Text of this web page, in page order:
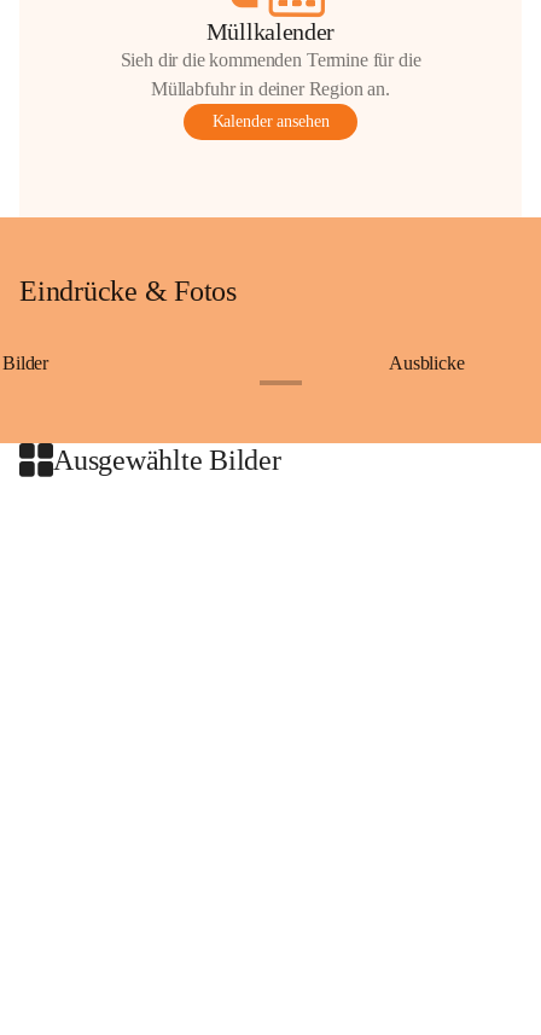
Müllkalender
Sieh dir die kommenden Termine für die
Müllabfuhr in deiner Region an.
Kalender ansehen
Eindrücke & Fotos
Bilder Ausblicke
Ausgewählte Bilder